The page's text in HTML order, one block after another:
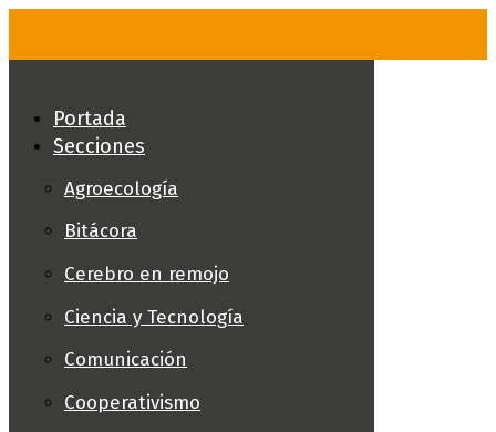
Portada
Secciones
Agroecología
Bitácora
Cerebro en remojo
Ciencia y Tecnología
Comunicación
Cooperativismo